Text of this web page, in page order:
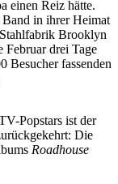
einen Reiz hätte.
Band in ihrer Heimat
Brooklyn
Februar drei Tage
Besucher fassenden
Popstars ist der
Die
Roadhouse